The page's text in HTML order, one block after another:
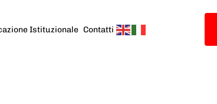
Istituzionale Contatti